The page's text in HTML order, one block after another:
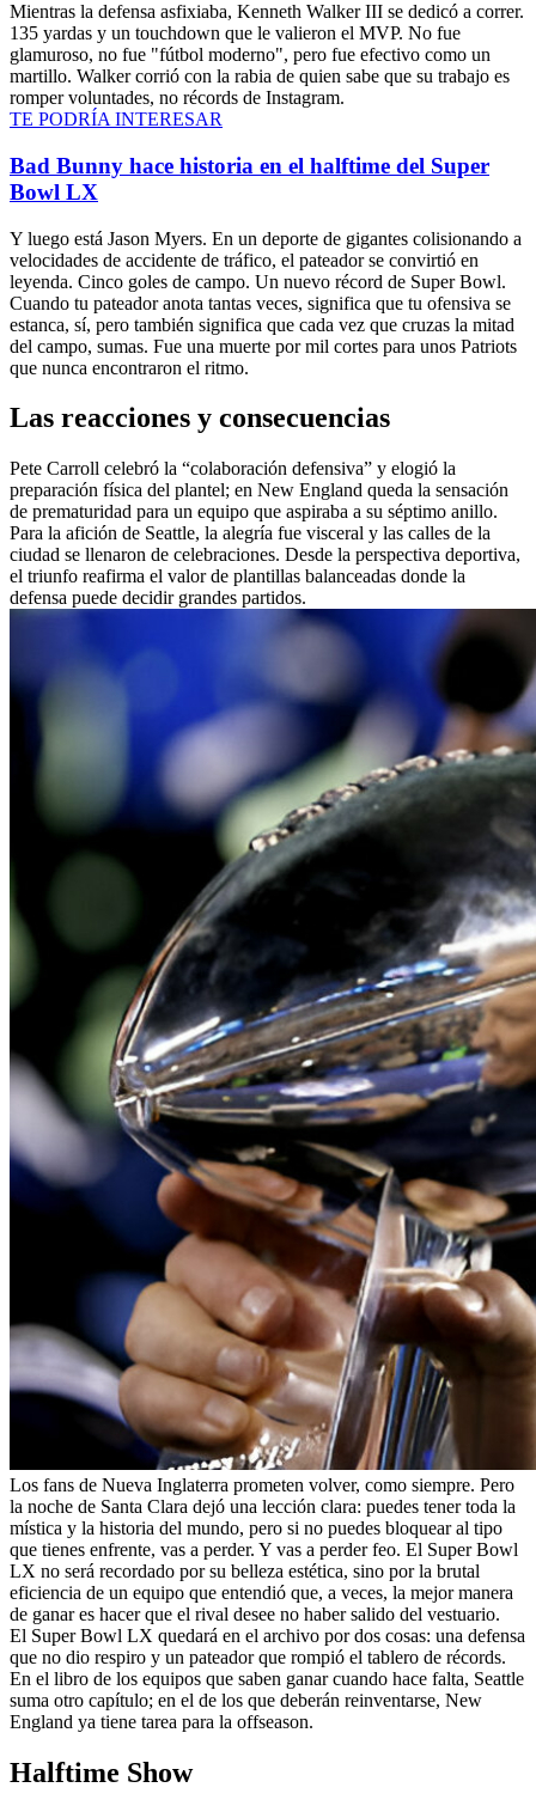
Mientras la defensa asfixiaba, Kenneth Walker III se dedicó a correr.
135 yardas y un touchdown que le valieron el MVP. No fue
glamuroso, no fue "fútbol moderno", pero fue efectivo como un
martillo. Walker corrió con la rabia de quien sabe que su trabajo es
romper voluntades, no récords de Instagram.
TE PODRÍA INTERESAR
Bad Bunny hace historia en el halftime del Super
Bowl LX
Y luego está Jason Myers. En un deporte de gigantes colisionando a
velocidades de accidente de tráfico, el pateador se convirtió en
leyenda. Cinco goles de campo. Un nuevo récord de Super Bowl.
Cuando tu pateador anota tantas veces, significa que tu ofensiva se
estanca, sí, pero también significa que cada vez que cruzas la mitad
del campo, sumas. Fue una muerte por mil cortes para unos Patriots
que nunca encontraron el ritmo.
Las reacciones y consecuencias
Pete Carroll celebró la “colaboración defensiva” y elogió la
preparación física del plantel; en New England queda la sensación
de prematuridad para un equipo que aspiraba a su séptimo anillo.
Para la afición de Seattle, la alegría fue visceral y las calles de la
ciudad se llenaron de celebraciones. Desde la perspectiva deportiva,
el triunfo reafirma el valor de plantillas balanceadas donde la
defensa puede decidir grandes partidos.
Los fans de Nueva Inglaterra prometen volver, como siempre. Pero
la noche de Santa Clara dejó una lección clara: puedes tener toda la
mística y la historia del mundo, pero si no puedes bloquear al tipo
que tienes enfrente, vas a perder. Y vas a perder feo. El Super Bowl
LX no será recordado por su belleza estética, sino por la brutal
eficiencia de un equipo que entendió que, a veces, la mejor manera
de ganar es hacer que el rival desee no haber salido del vestuario.
El Super Bowl LX quedará en el archivo por dos cosas: una defensa
que no dio respiro y un pateador que rompió el tablero de récords.
En el libro de los equipos que saben ganar cuando hace falta, Seattle
suma otro capítulo; en el de los que deberán reinventarse, New
England ya tiene tarea para la offseason.
Halftime Show